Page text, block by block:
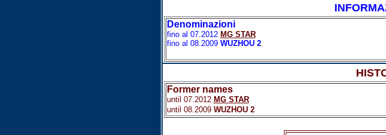
Denominazioni
fino al 07.2012 MG STAR
fino al 08.2009WUZHOU 2
Former names
until 07.2012 MG STAR
until 08.2009WUZHOU 2